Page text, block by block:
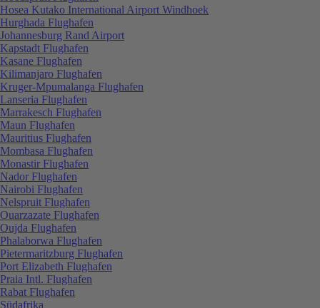
Hosea Kutako International Airport Windhoek
Hurghada Flughafen
Johannesburg Rand Airport
Kapstadt Flughafen
Kasane Flughafen
Kilimanjaro Flughafen
Kruger-Mpumalanga Flughafen
Lanseria Flughafen
Marrakesch Flughafen
Maun Flughafen
Mauritius Flughafen
Mombasa Flughafen
Monastir Flughafen
Nador Flughafen
Nairobi Flughafen
Nelspruit Flughafen
Ouarzazate Flughafen
Oujda Flughafen
Phalaborwa Flughafen
Pietermaritzburg Flughafen
Port Elizabeth Flughafen
Praia Intl. Flughafen
Rabat Flughafen
Südafrika